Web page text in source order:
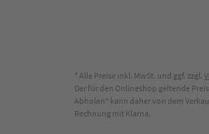
* Alle Preise inkl. MwSt. und ggf. zzgl.
Der für den Onlineshop geltende
Abholen“ kann daher von dem
Rechnung mit Klarna.